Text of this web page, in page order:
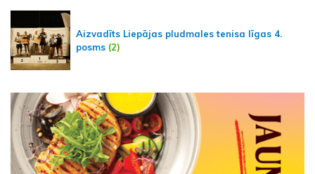
Aizvadīts Liepājas pludmales tenisa līgas 4.
posms (2)